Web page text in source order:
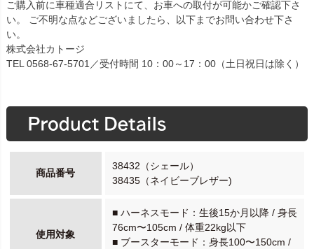
ご購入前に車種適合リストにて、お車への取付が可能かご確認下さ
い。 ご不明な点などございましたら、以下までお問い合わせ下さ
い。
株式会社カトージ
TEL 0568-67-5701／受付時間 10：00～17：00（土日祝日は除く）
商品番号
38432（シェール）
38435（ネイビーブレザー)
使用対象
■ ハーネスモード：生後15か月以降 / 身長
76cm〜105cm / 体重22kg以下
■ ブースターモード：身長100〜150cm /